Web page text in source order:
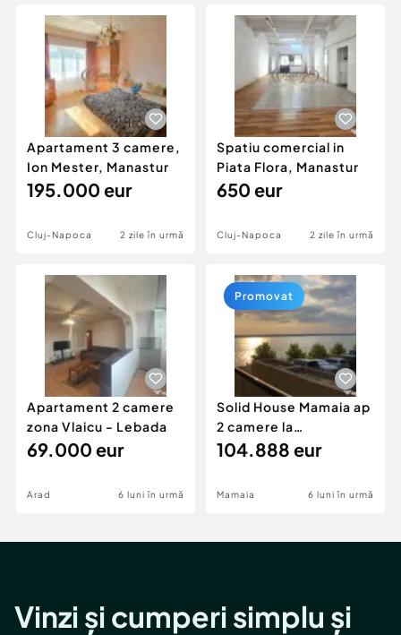
Servicii
Animale de companie
Afaceri și echipamente profesionale
Inchiriere Bunuri si Vehicule
Utilaje agricole si industriale
Piese auto si accesorii
Dacia Duster
Apartament 3 camere,
Ion Mester, Manastur
195.000 eur
Cluj-Napoca 2 zile în urmă
Spatiu comercial in
Piata Flora, Manastur
650 eur
Cluj-Napoca 2 zile în urmă
Apartament 2 camere
zona Vlaicu - Lebada
69.000 eur
Arad 6 luni în urmă
Solid House Mamaia ap
2 camere la
cheie,langa Mega
104.888 eur
Mamaia 6 luni în urmă
Promovat
Vinzi și cumperi simplu și